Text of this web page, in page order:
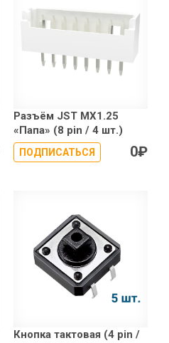
Разъём JST MX1.25
«Папа» (8 pin / 4 шт.)
ПОДПИСАТЬСЯ 0₽
Кнопка тактовая (4 pin /